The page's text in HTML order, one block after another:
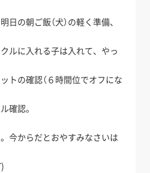
の朝ご飯（犬）の軽く準備、
ルに入れる子は入れて、やっ
トの確認（６時間位でオフにな
確認。
今からだとおやすみなさいは